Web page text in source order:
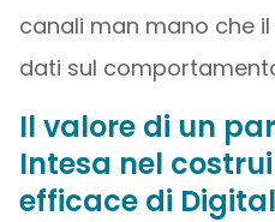
canali man mano che
dati sul
Il valore di un
Intesa nel
efficace di